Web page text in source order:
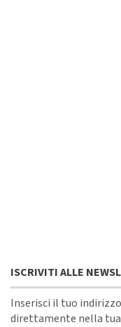
ISCRIVITI ALLE
Inserisci il tuo
direttamente nella